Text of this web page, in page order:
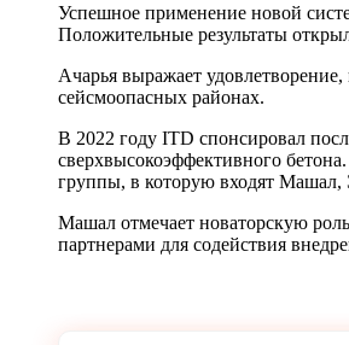
Успешное применение новой
Положительные результаты
Ачарья выражает
сейсмоопасных районах.
В 2022 году ITD спонсировал
сверхвысокоэффективного
группы, в которую входят
Машал отмечает новаторскую
партнерами для содействия